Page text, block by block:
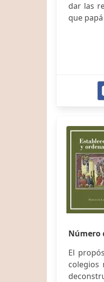
dar las
que
Número
El
colegios